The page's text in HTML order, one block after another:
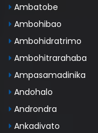
Ambatobe
Ambohibao
Ambohidratrimo
Ambohitrarahaba
Ampasamadinika
Andohalo
Androndra
Ankadivato